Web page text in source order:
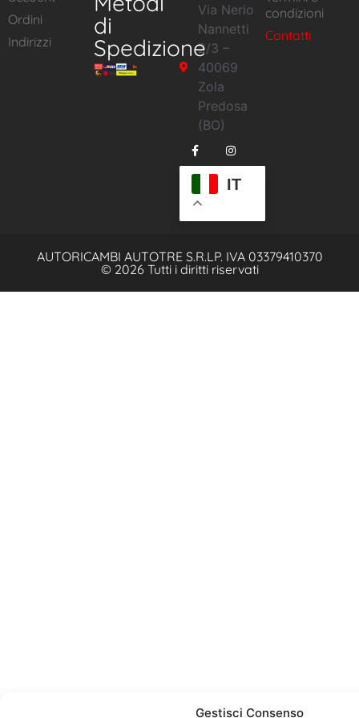
Gestisci Consenso
Via Nerio
Nannetti
2/3 –
40069
Zola
Predosa
(BO)
IT
condizioni
Contatti
Ordini
Indirizzi
di
Spedizione
AUTORICAMBI AUTOTRE S.R.LP. IVA 03379410370
© 2026 Tutti i diritti riservati